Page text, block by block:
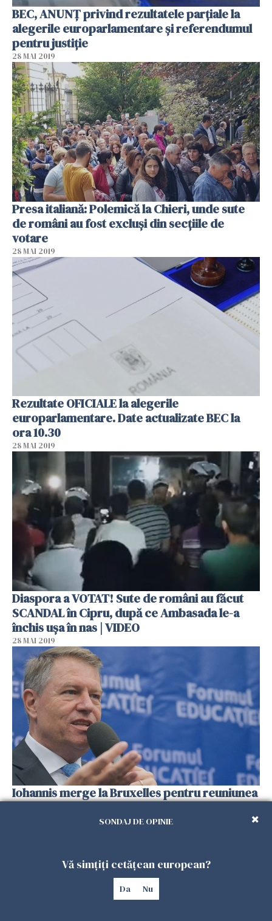
BEC, ANUNŢ privind rezultatele parţiale la
alegerile europarlamentare şi referendumul
pentru justiţie
28 MAI 2019
Presa italiană: Polemică la Chieri, unde sute
de români au fost excluși din secţiile de
votare
28 MAI 2019
Rezultate OFICIALE la alegerile
europarlamentare. Date actualizate BEC la
ora 10.30
28 MAI 2019
Diaspora a VOTAT! Sute de români au făcut
SCANDAL în Cipru, după ce Ambasada le-a
închis ușa în nas | VIDEO
28 MAI 2019
Iohannis merge la Bruxelles pentru reuniunea
SONDAJ DE OPINIE
Vă simțiți cetățean european?
Da Nu